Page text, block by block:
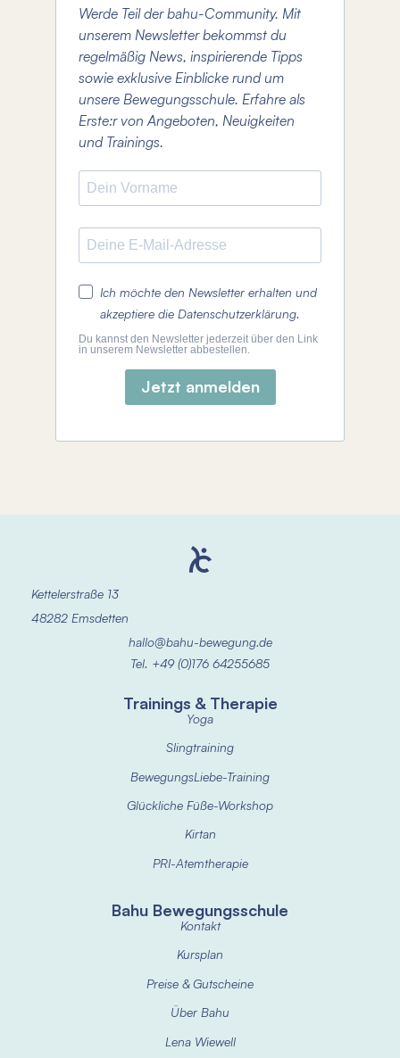
Werde Teil der bahu-Community. Mit
unserem Newsletter bekommst du
regelmäßig News, inspirierende Tipps
sowie exklusive Einblicke rund um
unsere Bewegungsschule. Erfahre als
Erste:r von Angeboten, Neuigkeiten
und Trainings.
Ich möchte den Newsletter erhalten und
akzeptiere die Datenschutzerklärung.
Du kannst den Newsletter jederzeit über den Link
in unserem Newsletter abbestellen.
Jetzt anmelden
hallo@bahu-bewegung.de
48282 Emsdetten
Kettelerstraße 13
Tel. +49 (0)176 64255685
Trainings & Therapie
Yoga
Slingtraining
BewegungsLiebe-Training
Glückliche Füße-Workshop
Kirtan
PRI-Atemtherapie
Bahu Bewegungsschule
Kontakt
Kursplan
Preise & Gutscheine
Über Bahu
Lena Wiewell